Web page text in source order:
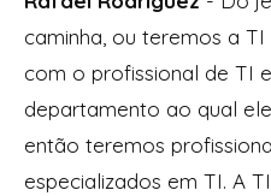
caminha, ou teremos a
com o profissional de TI
departamento ao qual
então teremos
especializados em TI. A